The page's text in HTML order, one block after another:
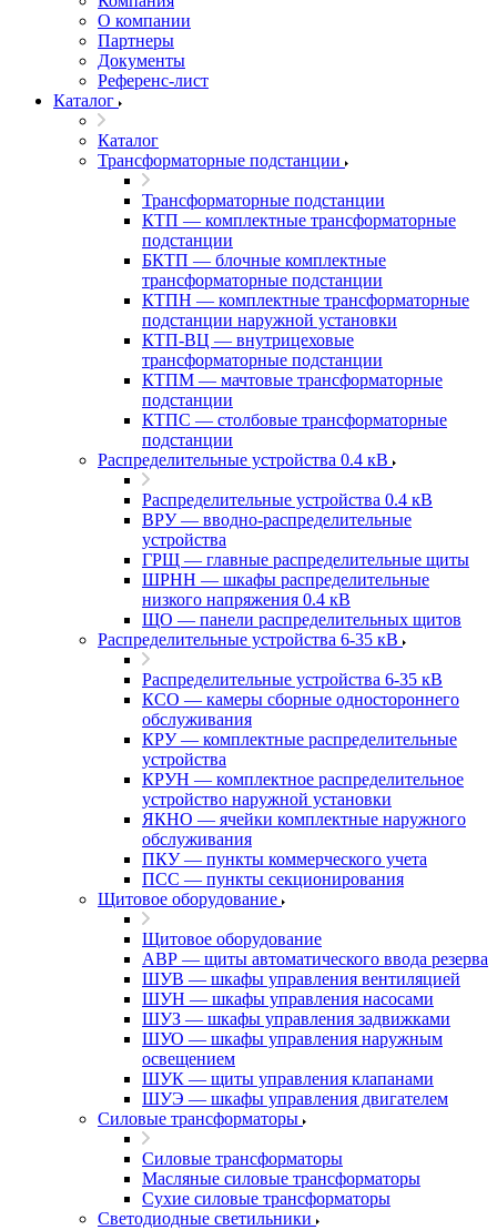
О компании
Партнеры
Документы
Референс-лист
Каталог
Каталог
Трансформаторные подстанции
Трансформаторные подстанции
КТП — комплектные трансформаторные
подстанции
БКТП — блочные комплектные
трансформаторные подстанции
КТПН — комплектные трансформаторные
подстанции наружной установки
КТП-ВЦ — внутрицеховые
трансформаторные подстанции
КТПМ — мачтовые трансформаторные
подстанции
КТПС — столбовые трансформаторные
подстанции
Распределительные устройства 0.4 кВ
Распределительные устройства 0.4 кВ
ВРУ — вводно-распределительные
устройства
ГРЩ — главные распределительные щиты
ШРНН — шкафы распределительные
низкого напряжения 0.4 кВ
ЩО — панели распределительных щитов
Распределительные устройства 6-35 кВ
Распределительные устройства 6-35 кВ
КСО — камеры сборные одностороннего
обслуживания
КРУ — комплектные распределительные
устройства
КРУН — комплектное распределительное
устройство наружной установки
ЯКНО — ячейки комплектные наружного
обслуживания
ПКУ — пункты коммерческого учета
ПСС — пункты секционирования
Щитовое оборудование
Щитовое оборудование
АВР — щиты автоматического ввода резерва
ШУВ — шкафы управления вентиляцией
ШУН — шкафы управления насосами
ШУЗ — шкафы управления задвижками
ШУО — шкафы управления наружным
освещением
ШУК — щиты управления клапанами
ШУЭ — шкафы управления двигателем
Силовые трансформаторы
Силовые трансформаторы
Масляные силовые трансформаторы
Сухие силовые трансформаторы
Светодиодные светильники